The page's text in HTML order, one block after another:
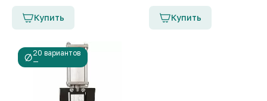
Купить Купить
20 вариантов
—